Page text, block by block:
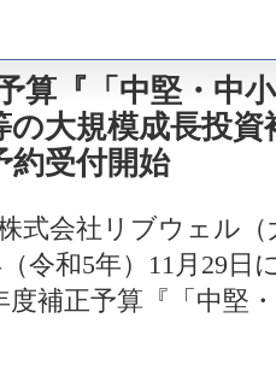
算『「中堅・中
の大規模成長投資
約受付開始
式会社リブウェル
令和5年）11月29日
度補正予算『「中堅